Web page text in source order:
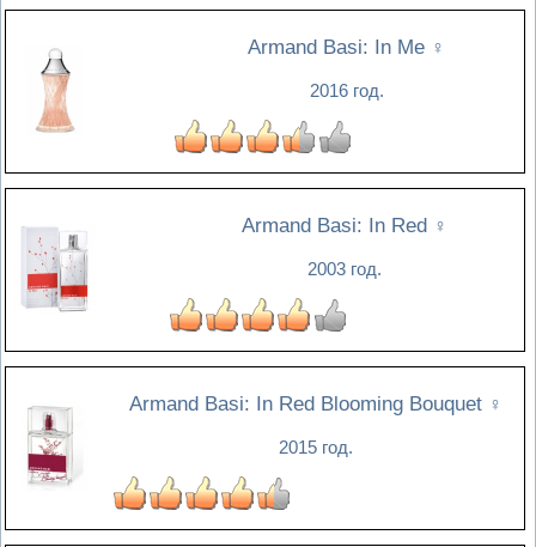
Armand Basi: In Me ♀
2016 год.
Armand Basi: In Red ♀
2003 год.
Armand Basi: In Red Blooming Bouquet ♀
2015 год.